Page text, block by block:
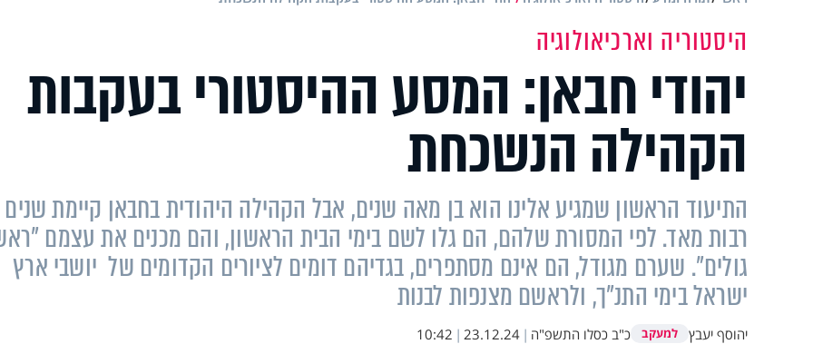
היסטוריה וארכיאולוגיה
יהודי חבאן: המסע ההיסטורי בעקבות
הקהילה הנשכחת
התיעוד הראשון שמגיע אלינו הוא בן מאה שנים, אבל הקהילה היהודית בחבאן קיימת שנים
רבות מאד. לפי המסורת שלהם, הם גלו לשם בימי הבית הראשון, והם מכנים את עצמם
גולים". שערם מגודל, הם אינם מסתפרים, בגדיהם דומים לציורים הקדומים של יושבי ארץ
ישראל בימי התנ"ך, ולראשם מצנפות לבנות
יהוסף יעבץ למעקב כ"ב כסלו התשפ"ה |
23.12.24
|
10:42